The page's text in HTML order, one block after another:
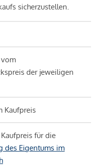
sicherzustellen.
der jeweiligen
Kaufpreis
Kaufpreis für die
des Eigentums im